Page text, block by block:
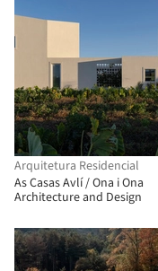
Arquitetura Residencial
As Casas Avlí / Ona i Ona
Architecture and Design